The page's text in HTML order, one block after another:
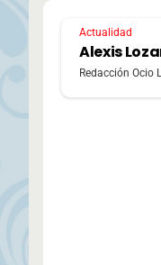
Actualidad
Alexis
Redacción Ocio